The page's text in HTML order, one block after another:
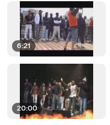
6:21
20:00